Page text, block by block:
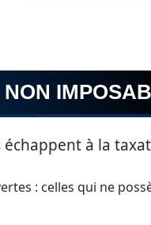
échappent à la
: celles qui ne